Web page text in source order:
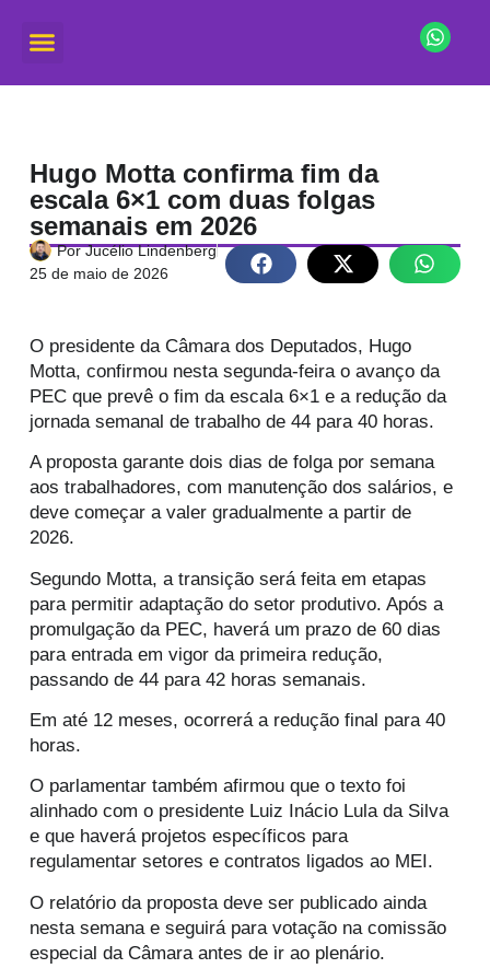
Hugo Motta confirma fim da
escala 6×1 com duas folgas
semanais em 2026
PorJucélio Lindenberg
25 de maio de 2026
O presidente da Câmara dos Deputados, Hugo
Motta, confirmou nesta segunda-feira o avanço da
PEC que prevê o fim da escala 6×1 e a redução da
jornada semanal de trabalho de 44 para 40 horas.
A proposta garante dois dias de folga por semana
aos trabalhadores, com manutenção dos salários, e
deve começar a valer gradualmente a partir de
2026.
Segundo Motta, a transição será feita em etapas
para permitir adaptação do setor produtivo. Após a
promulgação da PEC, haverá um prazo de 60 dias
para entrada em vigor da primeira redução,
passando de 44 para 42 horas semanais.
Em até 12 meses, ocorrerá a redução final para 40
horas.
O parlamentar também afirmou que o texto foi
alinhado com o presidente Luiz Inácio Lula da Silva
e que haverá projetos específicos para
regulamentar setores e contratos ligados ao MEI.
O relatório da proposta deve ser publicado ainda
nesta semana e seguirá para votação na comissão
especial da Câmara antes de ir ao plenário.